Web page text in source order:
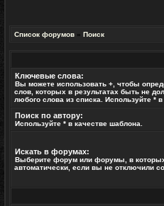
Список форумов » Поиск
Ключевые слова:
Вы можете использовать + , чтобы
слов, которых в результатах быть не
любого слова из списка. Используйте * в
Поиск по автору:
Используйте * в качестве шаблона.
Искать в форумах:
Выберите форум или форумы, в которых
автоматически, если вы не отключили